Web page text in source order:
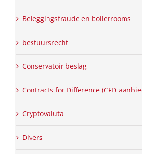
Beleggingsfraude en boilerrooms
bestuursrecht
Conservatoir beslag
Contracts for Difference (CFD-
Cryptovaluta
Divers